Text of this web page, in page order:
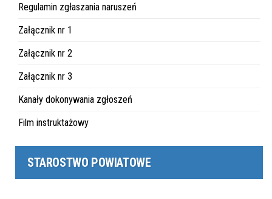
Regulamin zgłaszania naruszeń
Załącznik nr 1
Załącznik nr 2
Załącznik nr 3
Kanały dokonywania zgłoszeń
Film instruktażowy
STAROSTWO POWIATOWE